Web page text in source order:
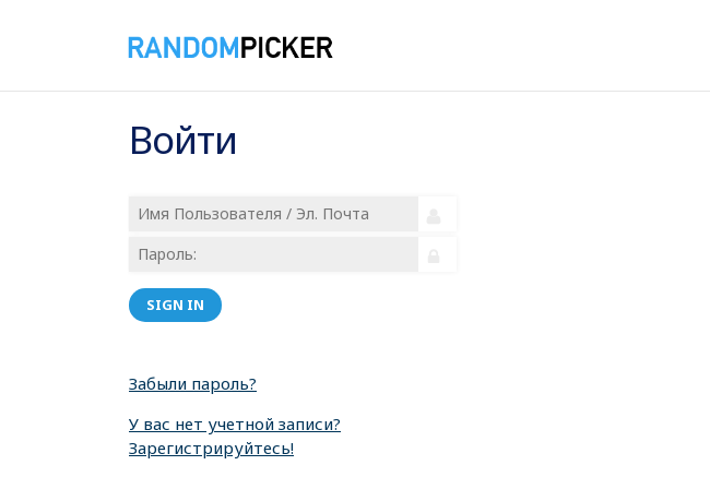
Войти
SIGN IN
Забыли пароль?
У вас нет учетной записи?
Зарегистрируйтесь!